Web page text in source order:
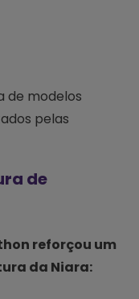
de modelos
pelas
de
reforçou um
da Niara: